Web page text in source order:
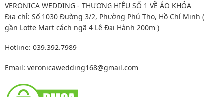
VERONICA WEDDING - THƯƠNG HIỆU SỐ 1 VỀ ÁO KHỎA
Địa chỉ: Số 1030 Đường 3/2, Phường Phú Thọ, Hồ Chí Minh (
gần Lotte Mart cách ngã 4 Lê Đại Hành 200m )
Hotline: 039.392.7989
Email: veronicawedding168@gmail.com